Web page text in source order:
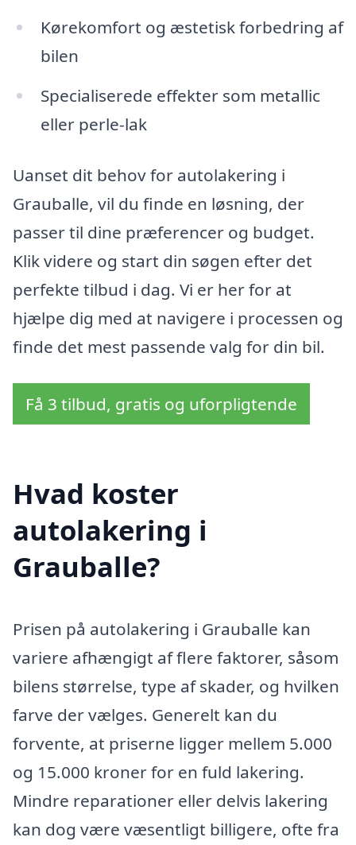
Kørekomfort og æstetisk forbedring af
bilen
Specialiserede effekter som metallic
eller perle-lak
Uanset dit behov for autolakering i
Grauballe, vil du finde en løsning, der
passer til dine præferencer og budget.
Klik videre og start din søgen efter det
perfekte tilbud i dag. Vi er her for at
hjælpe dig med at navigere i processen og
finde det mest passende valg for din bil.
Få 3 tilbud, gratis og uforpligtende
Hvad koster
autolakering i
Grauballe?
Prisen på autolakering i Grauballe kan
variere afhængigt af flere faktorer, såsom
bilens størrelse, type af skader, og hvilken
farve der vælges. Generelt kan du
forvente, at priserne ligger mellem 5.000
og 15.000 kroner for en fuld lakering.
Mindre reparationer eller delvis lakering
kan dog være væsentligt billigere, ofte fra